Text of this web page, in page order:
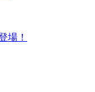
場！